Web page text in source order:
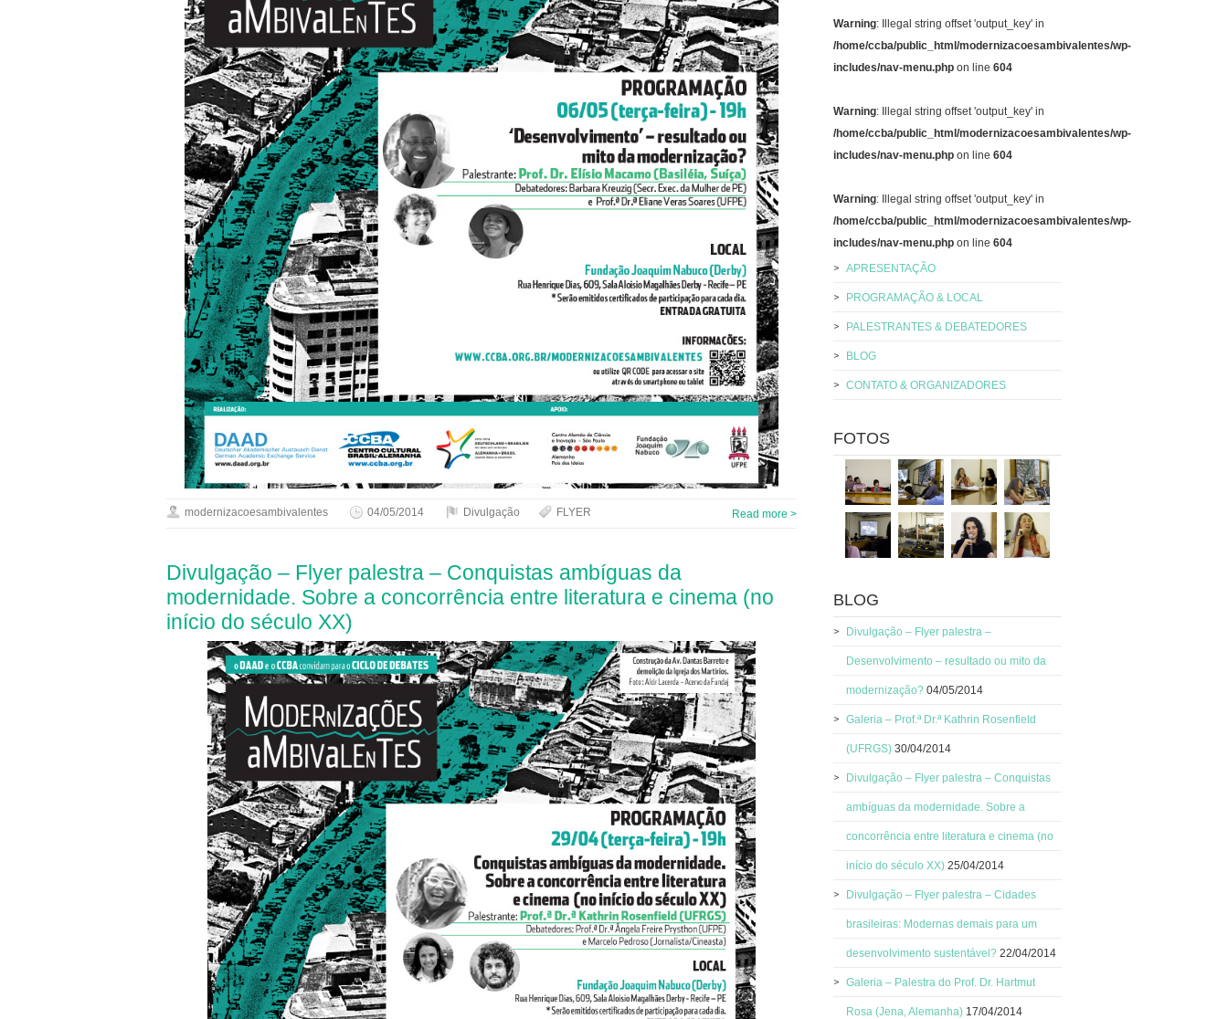
modernizacoesambivalentes 04/05/2014 Divulgação FLYER Read more >
Divulgação – Flyer palestra – Conquistas ambíguas da
modernidade. Sobre a concorrência entre literatura e cinema (no
início do século XX)
Warning: Illegal string offset 'output_key' in
/home/ccba/public_html/modernizacoesambivalentes/wp-
includes/nav-menu.php on line 604
Warning: Illegal string offset 'output_key' in
/home/ccba/public_html/modernizacoesambivalentes/wp-
includes/nav-menu.php on line 604
Warning: Illegal string offset 'output_key' in
/home/ccba/public_html/modernizacoesambivalentes/wp-
includes/nav-menu.php on line 604
APRESENTAÇÃO
PROGRAMAÇÃO & LOCAL
PALESTRANTES & DEBATEDORES
BLOG
CONTATO & ORGANIZADORES
FOTOS
BLOG
Divulgação – Flyer palestra –
Desenvolvimento – resultado ou mito da
modernização? 04/05/2014
Galeria – Prof.ª Dr.ª Kathrin Rosenfield
(UFRGS) 30/04/2014
Divulgação – Flyer palestra – Conquistas
ambíguas da modernidade. Sobre a
concorrência entre literatura e cinema (no
início do século XX) 25/04/2014
Divulgação – Flyer palestra – Cidades
brasileiras: Modernas demais para um
desenvolvimento sustentável? 22/04/2014
Galeria – Palestra do Prof. Dr. Hartmut
Rosa (Jena, Alemanha) 17/04/2014